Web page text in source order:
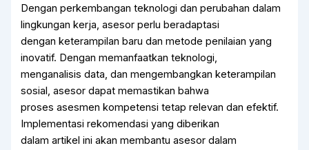
Dengan perkembangan teknologi dan perubahan dalam
lingkungan kerja, asesor perlu beradaptasi
dengan keterampilan baru dan metode penilaian yang
inovatif. Dengan memanfaatkan teknologi,
menganalisis data, dan mengembangkan keterampilan
sosial, asesor dapat memastikan bahwa
proses asesmen kompetensi tetap relevan dan efektif.
Implementasi rekomendasi yang diberikan
dalam artikel ini akan membantu asesor dalam